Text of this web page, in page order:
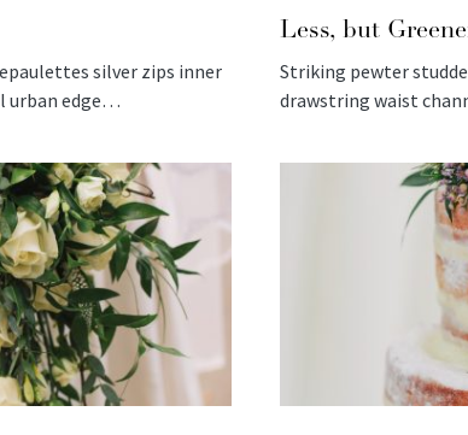
silver zips inner
urban edge…
Less, but
Striking pewter
drawstring waist